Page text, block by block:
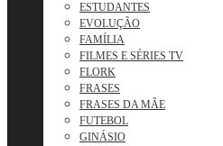
ESTUDANTES
EVOLUÇÃO
FAMÍLIA
FILMES E SÉRIES TV
FLORK
FRASES
FRASES DA MÃE
FUTEBOL
GINÁSIO